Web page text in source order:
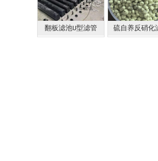
翻板滤池U型滤管 硫自养反硝化